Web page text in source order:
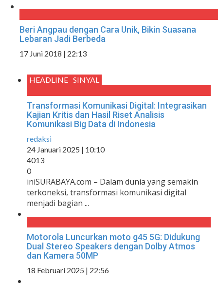
Beri Angpau dengan Cara Unik, Bikin Suasana
Lebaran Jadi Berbeda
17 Juni 2018 | 22:13
HEADLINE SINYAL
Transformasi Komunikasi Digital: Integrasikan
Kajian Kritis dan Hasil Riset Analisis
Komunikasi Big Data di Indonesia
redaksi
24 Januari 2025 | 10:10
4013
0
iniSURABAYA.com – Dalam dunia yang semakin
terkoneksi, transformasi komunikasi digital
menjadi bagian ...
Motorola Luncurkan moto g45 5G: Didukung
Dual Stereo Speakers dengan Dolby Atmos
dan Kamera 50MP
18 Februari 2025 | 22:56